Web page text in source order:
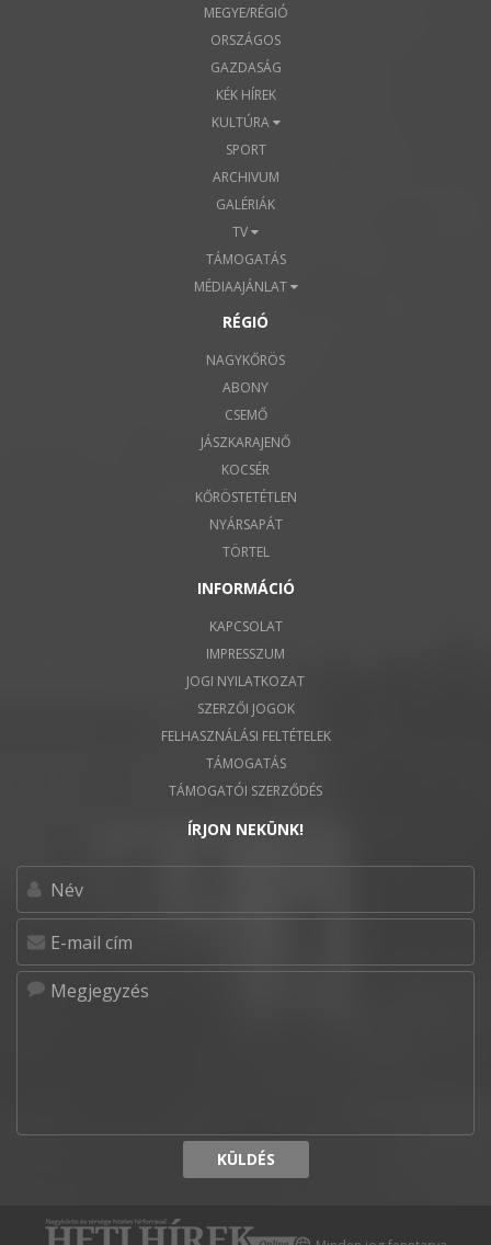
MEGYE/RÉGIÓ
ORSZÁGOS
GAZDASÁG
KÉK HÍREK
KULTÚRA
SPORT
ARCHIVUM
GALÉRIÁK
TV
TÁMOGATÁS
MÉDIAAJÁNLAT
RÉGIÓ
NAGYKŐRÖS
ABONY
CSEMŐ
JÁSZKARAJENŐ
KOCSÉR
KŐRÖSTETÉTLEN
NYÁRSAPÁT
TÖRTEL
INFORMÁCIÓ
KAPCSOLAT
IMPRESSZUM
JOGI NYILATKOZAT
SZERZŐI JOGOK
FELHASZNÁLÁSI FELTÉTELEK
TÁMOGATÁS
TÁMOGATÓI SZERZŐDÉS
ÍRJON NEKÜNK!
KÜLDÉS